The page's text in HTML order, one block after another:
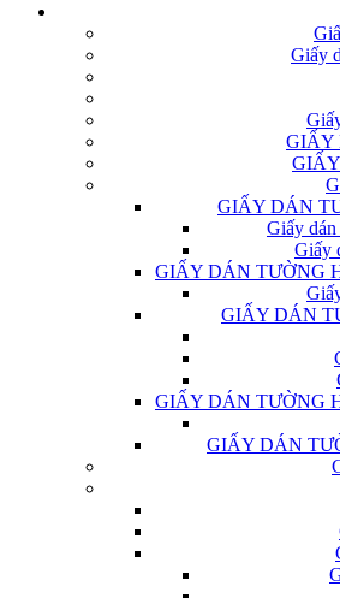
Giấy
GIẤY
GIẤY DÁN
Giấy
Giấy
GIẤY DÁN TƯỜNG
GIẤY DÁN
GIẤY DÁN TƯỜNG
GIẤY DÁN